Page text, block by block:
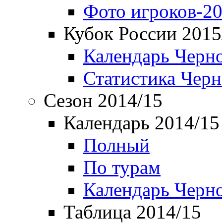
Фото игроков-
Кубок России
Календарь
Статистика
Сезон 2014/15
Календарь 2014/15
Полный
По турам
Календарь
Таблица 2014/15